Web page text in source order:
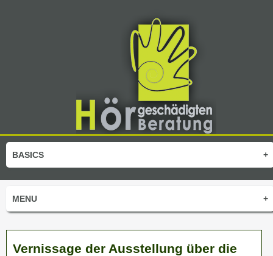
+
BASICS
+
MENU
Vernissage der Ausstellung über die